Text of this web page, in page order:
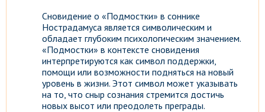
Сновидение о «Подмостки» в соннике
Нострадамуса является символическим и
обладает глубоким психологическим значением.
«Подмостки» в контексте сновидения
интерпретируются как символ поддержки,
помощи или возможности подняться на новый
уровень в жизни. Этот символ может указывать
на то, что сныр сознания стремится достичь
новых высот или преодолеть преграды.